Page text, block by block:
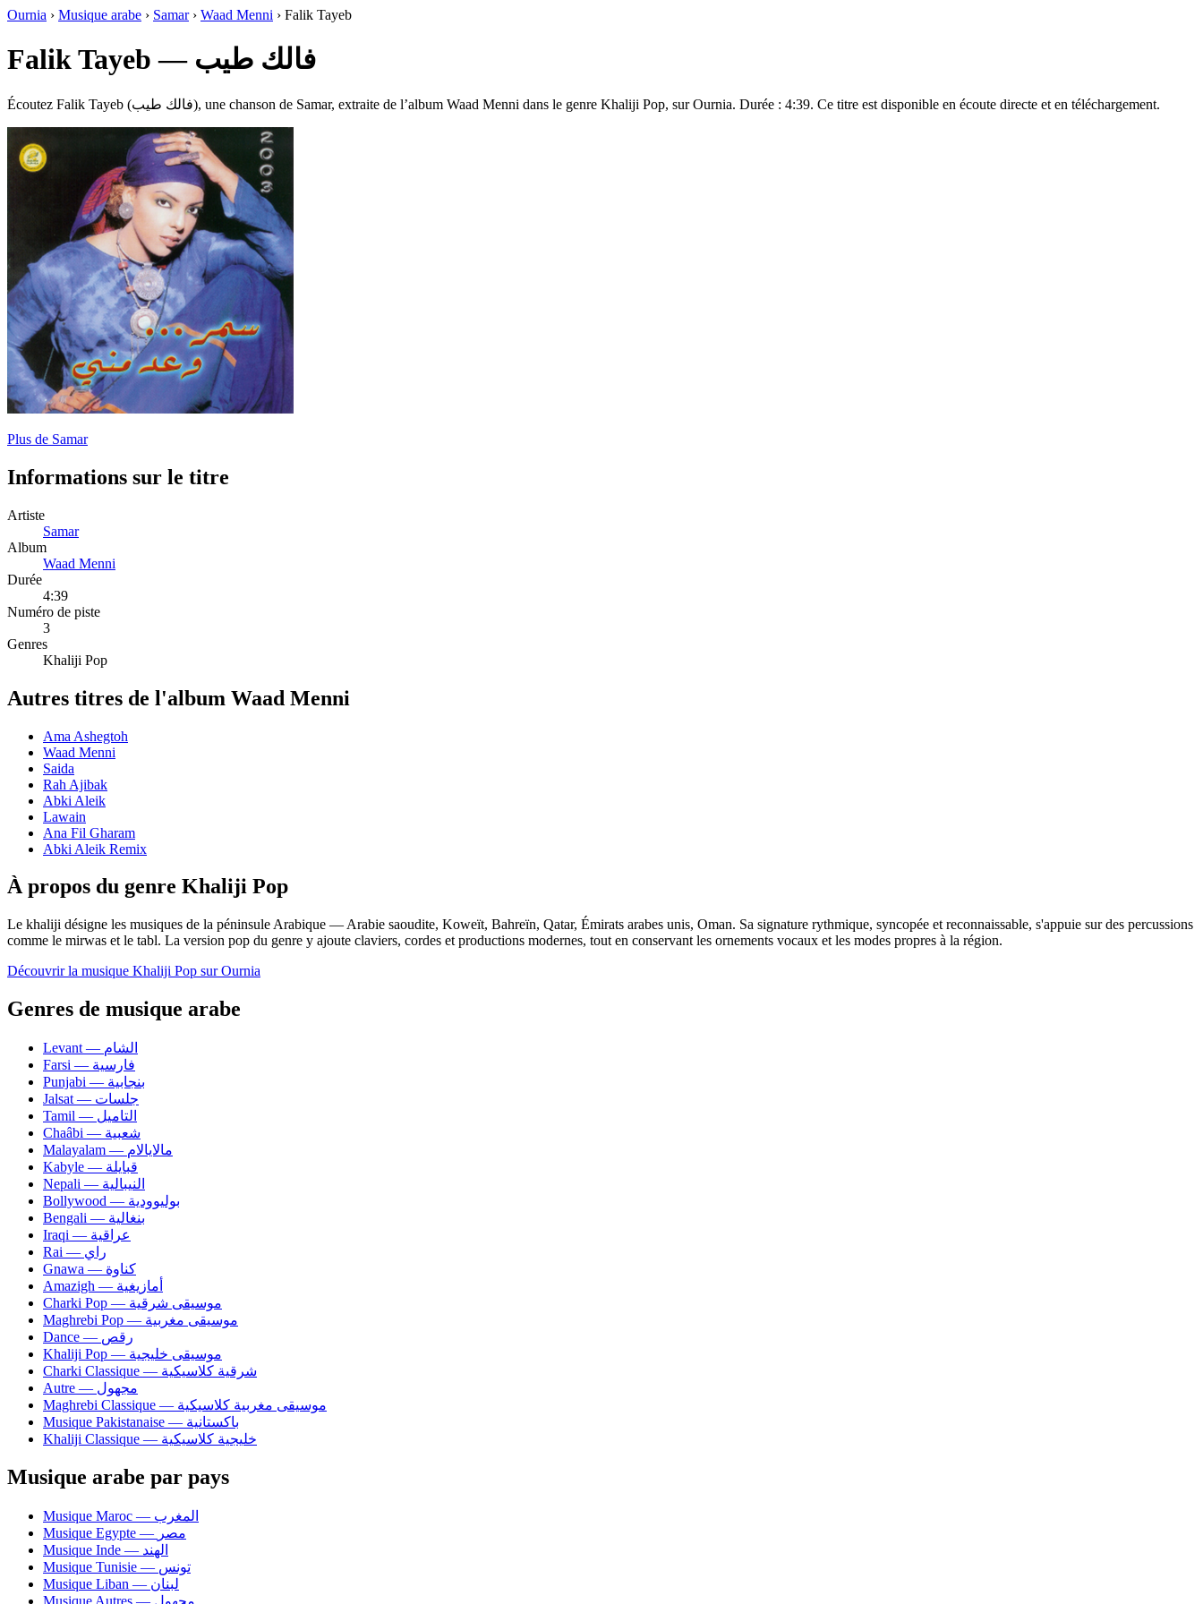
Ournia › Musique arabe › Samar› Waad Menni › Falik Tayeb
Falik Tayeb — فالك طيب
Écoutez Falik Tayeb (فالك طيب), une chanson de Samar, extraite de l’album Waad Menni dans le genre Khaliji Pop, sur Ournia. Durée : 4:39. Ce titre est disponible en écoute directe et en téléchargement.
Plus de Samar
Informations sur le titre
Artiste
Samar
Album
Waad Menni
Durée
4:39
Numéro de piste
3
Genres
Khaliji Pop
Autres titres de l'album Waad Menni
Ama Ashegtoh
Waad Menni
Saida
Rah Ajibak
Abki Aleik
Lawain
Ana Fil Gharam
Abki Aleik Remix
À propos du genre Khaliji Pop
Le khaliji désigne les musiques de la péninsule Arabique — Arabie saoudite, Koweït, Bahreïn, Qatar, Émirats arabes unis, Oman. Sa signature rythmique, syncopée et reconnaissable, s'appuie sur des percussions
comme le mirwas et le tabl. La version pop du genre y ajoute claviers, cordes et productions modernes, tout en conservant les ornements vocaux et les modes propres à la région.
Découvrir la musique Khaliji Pop sur Ournia
Genres de musique arabe
Levant — الشام
Farsi — فارسية
Punjabi — بنجابية
Jalsat — جلسات
Tamil — التاميل
Chaâbi — شعبية
Malayalam — مالايالام
Kabyle — قبايلة
Nepali — النيبالية
Bollywood — بوليوودية
Bengali — بنغالية
Iraqi — عراقية
Rai — راي
Gnawa — كناوة
Amazigh — أمازيغية
Charki Pop — موسيقى شرقية
Maghrebi Pop — موسيقى مغربية
Dance — رقص
Khaliji Pop — موسيقى خليجية
Charki Classique — شرقية كلاسيكية
Autre — مجهول
Maghrebi Classique — موسيقى مغربية كلاسيكية
Musique Pakistanaise — باكستانية
Khaliji Classique — خليجية كلاسيكية
Musique arabe par pays
Musique Maroc — المغرب
Musique Egypte — مصر
Musique Inde — الهند
Musique Tunisie — تونس
Musique Liban — لبنان
Musique Autres — مجهول